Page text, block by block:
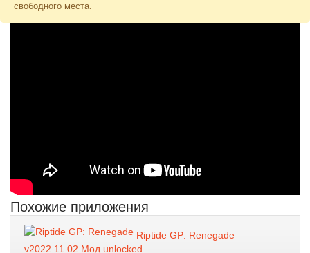
свободного места.
Похожие приложения
Riptide GP: Renegade
v2022.11.02 Мод unlocked